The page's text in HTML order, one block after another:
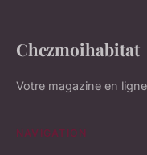
Chezmoihabitat
Votre magazine en
NAVIGATION